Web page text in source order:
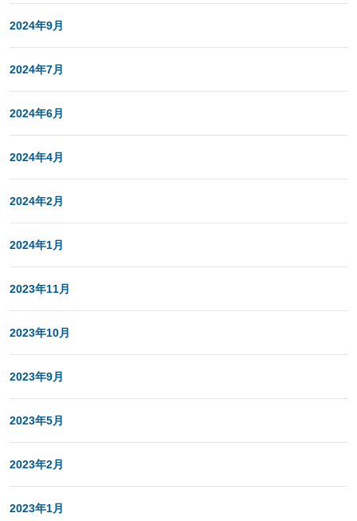
2024年9月
2024年7月
2024年6月
2024年4月
2024年2月
2024年1月
2023年11月
2023年10月
2023年9月
2023年5月
2023年2月
2023年1月